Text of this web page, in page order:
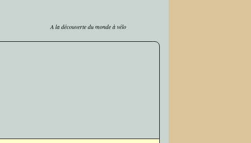
A la découverte du monde à vélo